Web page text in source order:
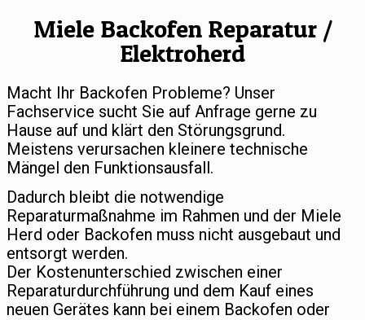
Miele Backofen Reparatur /
Elektroherd
Macht Ihr Backofen Probleme? Unser
Fachservice sucht Sie auf Anfrage gerne zu
Hause auf und klärt den Störungsgrund.
Meistens verursachen kleinere technische
Mängel den Funktionsausfall.
Dadurch bleibt die notwendige
Reparaturmaßnahme im Rahmen und der Miele
Herd oder Backofen muss nicht ausgebaut und
entsorgt werden.
Der Kostenunterschied zwischen einer
Reparaturdurchführung und dem Kauf eines
neuen Gerätes kann bei einem Backofen oder